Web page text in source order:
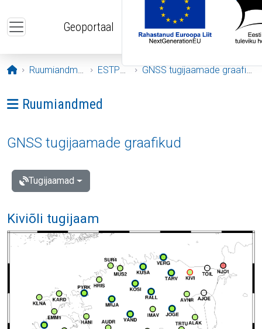
Geoportaal
Avaleht
Ruumiandmed ESTPOS GNSS tugijaamade graafikud
Ava menüü: Ruumiandmed
Ruumiandmed
GNSS tugijaamade graafikud
Tugijaamad
Kiviõli tugijaam